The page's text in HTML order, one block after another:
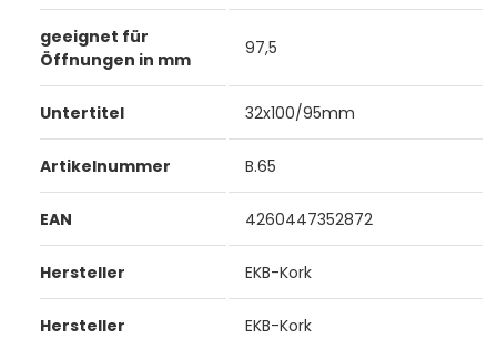
geeignet für
Öffnungen in mm
97,5
Untertitel 32x100/95mm
Artikelnummer B.65
EAN 4260447352872
Hersteller EKB-Kork
Hersteller EKB-Kork